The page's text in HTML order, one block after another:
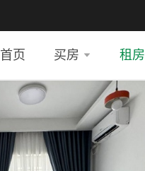
首页 买房 租房